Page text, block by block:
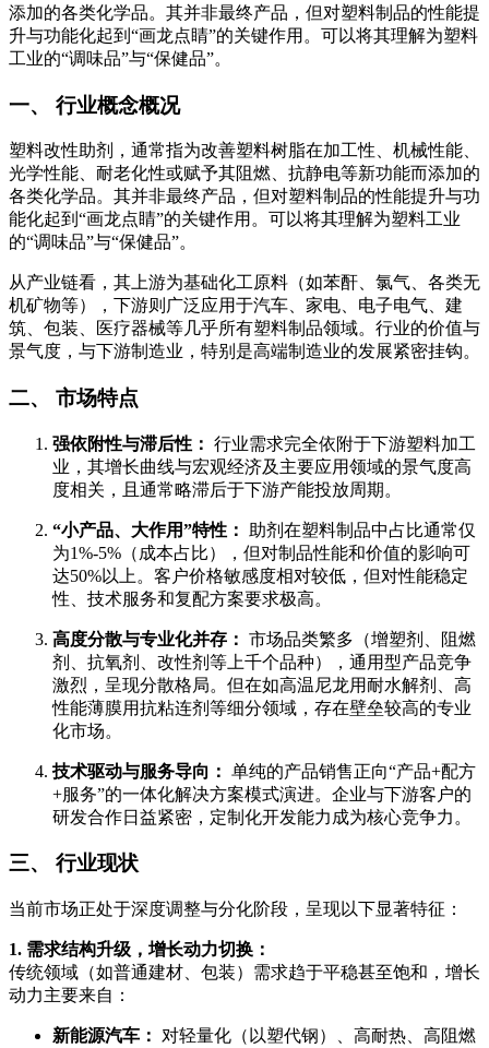
添加的各类化学品。其并非最终产品，但对塑料制品的性能提
升与功能化起到“画龙点睛”的关键作用。可以将其理解为塑料
工业的“调味品”与“保健品”。
一、 行业概念概况
塑料改性助剂，通常指为改善塑料树脂在加工性、机械性能、
光学性能、耐老化性或赋予其阻燃、抗静电等新功能而添加的
各类化学品。其并非最终产品，但对塑料制品的性能提升与功
能化起到“画龙点睛”的关键作用。可以将其理解为塑料工业
的“调味品”与“保健品”。
从产业链看，其上游为基础化工原料（如苯酐、氯气、各类无
机矿物等），下游则广泛应用于汽车、家电、电子电气、建
筑、包装、医疗器械等几乎所有塑料制品领域。行业的价值与
景气度，与下游制造业，特别是高端制造业的发展紧密挂钩。
二、 市场特点
强依附性与滞后性： 行业需求完全依附于下游塑料加工
业，其增长曲线与宏观经济及主要应用领域的景气度高
度相关，且通常略滞后于下游产能投放周期。
“小产品、大作用”特性：
助剂在塑料制品中占比通常仅
为1%-5%（成本占比），但对制品性能和价值的影响可
达50%以上。客户价格敏感度相对较低，但对性能稳定
性、技术服务和复配方案要求极高。
高度分散与专业化并存： 市场品类繁多（增塑剂、阻燃
剂、抗氧剂、改性剂等上千个品种），通用型产品竞争
激烈，呈现分散格局。但在如高温尼龙用耐水解剂、高
性能薄膜用抗粘连剂等细分领域，存在壁垒较高的专业
化市场。
技术驱动与服务导向： 单纯的产品销售正向“产品+配方
+服务”的一体化解决方案模式演进。企业与下游客户的
研发合作日益紧密，定制化开发能力成为核心竞争力。
三、 行业现状
当前市场正处于深度调整与分化阶段，呈现以下显著特征：
1. 需求结构升级，增长动力切换：
传统领域（如普通建材、包装）需求趋于平稳甚至饱和，增长
动力主要来自：
新能源汽车：
对轻量化（以塑代钢）、高耐热、高阻燃